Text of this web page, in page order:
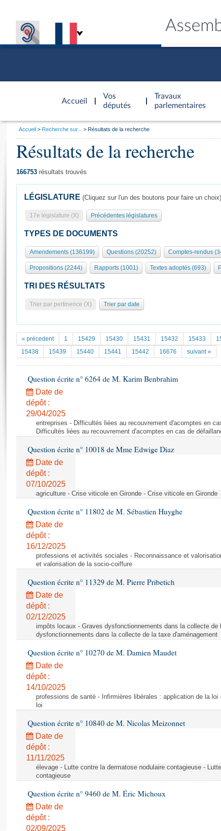
Accueil
d'accueil
Vos
députés
Travaux
parlementaires
Présidence
577 députés
Groupes politiques
Séance publique
Commissions et autres organes
Europe et International
Pétitions
Documents parlementaires
Projets de loi
Propositions de loi
Amendements
Textes adoptés
Rapports d'information
Rapports législatifs
Rapports sur l'application des lois
Baromètre de l’application des lois
Dossiers législatifs
Budget et sécurité sociale
Questions écrites et orales
Comptes rendus des débats
Général
Rôle et pouvoirs de l'Assemblée
Organisation de l'Assemblée
Présidence Conférence des Présidents Bureau Collège des
Statistiques et chiffres clés
Documents de référence
( Constitution | Règlement de l'Assemblée ... )
Histoire
Juniors
Anciennes législatures
Liens vers les sites publics
Visiter l'Assemblée
Visite virtuelle du palais Bourbon
Assister à une séance
La Bibliothèque
Les archives
Photos libres de droit
Vous
Accueil Recherche sur... Résultats de la recherche
Résultats de la recherche
166753 résultats trouvés
LÉGISLATURE (Cliquez sur l'un des boutons pour faire un choix)
17e législature (X) Précédentes législatures
TYPES DE DOCUMENTS
Amendements (136199) Questions (20252) Comptes-rendus
Propositions (2244) Rapports (1001) Textes adoptés (693)
TRI DES RÉSULTATS
Trier par pertinence (X) Trier par date
« précedent 1 15429 15430 15431 15432 15433
15438
15439 15440 15441 15442 16676 suivant »
Question écrite n° 6264 de M. Karim Benbrahim
Date de
dépôt :
29/04/2025
entreprises - Difficultés liées au recouvrement d'acomptes en
Difficultés liées au recouvrement d'acomptes en cas de
Question écrite n° 10018 de Mme Edwige Diaz
Date de
dépôt :
07/10/2025
agriculture - Crise viticole en Gironde - Crise viticole en Gironde
Question écrite n° 11802 de M. Sébastien Huyghe
Date de
dépôt :
16/12/2025
professions et activités sociales - Reconnaissance et
et valorisation de la socio-coiffure
Question écrite n° 11329 de M. Pierre Pribetich
Date de
dépôt :
02/12/2025
impôts locaux - Graves dysfonctionnements dans la collecte de
dysfonctionnements dans la collecte de la taxe d'aménagement
Question écrite n° 10270 de M. Damien Maudet
Date de
dépôt :
14/10/2025
professions de santé - Infirmières libérales : application de la
loi
Question écrite n° 10840 de M. Nicolas Meizonnet
Date de
dépôt :
11/11/2025
élevage - Lutte contre la dermatose nodulaire contagieuse -
contagieuse
Question écrite n° 9460 de M. Éric Michoux
Date de
dépôt :
02/09/2025